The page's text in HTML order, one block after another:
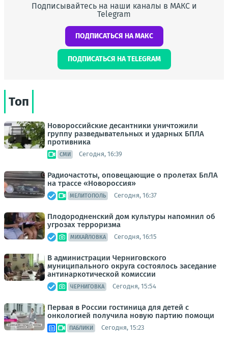
Подписывайтесь на наши каналы в МАКС и
Telegram
ПОДПИСАТЬСЯ НА МАКС
ПОДПИСАТЬСЯ НА TELEGRAM
Топ
Новороссийские десантники уничтожили
группу разведывательных и ударных БПЛА
противника
СМИ Сегодня, 16:39
Радиочастоты, оповещающие о пролетах БпЛА
на трассе «Новороссия»
МЕЛИТОПОЛЬ Сегодня, 16:37
Плодородненский дом культуры напомнил об
угрозах терроризма
МИХАЙЛОВКА Сегодня, 16:15
В администрации Черниговского
муниципального округа состоялось заседание
антинаркотической комиссии
ЧЕРНИГОВКА Сегодня, 15:54
Первая в России гостиница для детей с
онкологией получила новую партию помощи
ПАБЛИКИ Сегодня, 15:23